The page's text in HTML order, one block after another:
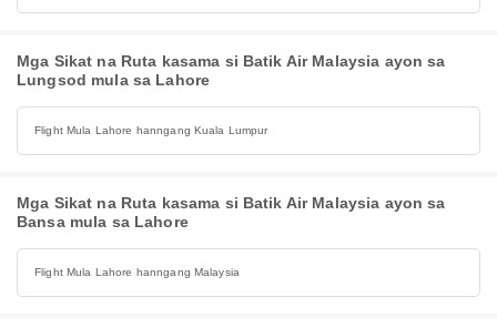
Mga Sikat na Ruta kasama si Batik Air Malaysia ayon sa
Lungsod mula sa Lahore
Flight Mula Lahore hanngang Kuala Lumpur
Mga Sikat na Ruta kasama si Batik Air Malaysia ayon sa
Bansa mula sa Lahore
Flight Mula Lahore hanngang Malaysia